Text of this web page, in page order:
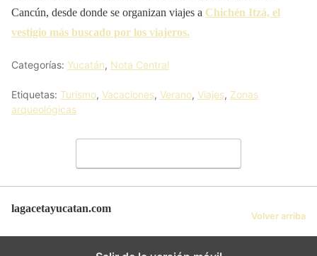
Cancún, desde donde se organizan viajes a Chichén Itzá, el
vestigio más buscado por los viajeros.
Categorías: Yucatán, Nota Central
Etiquetas: Turismo, Vacaciones, Verano, Viajes, Zonas
arqueológicas
lagacetayucatan.com
Volver arriba